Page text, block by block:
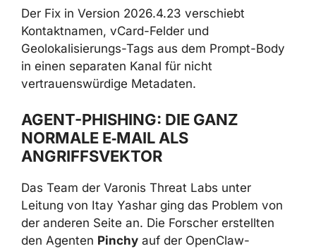
Kontaktnamen, vCard-Felder und
Geolokalisierungs-Tags aus dem Prompt-
Body in einen separaten Kanal für nicht
vertrauenswürdige Metadaten.
NORMALE E‑MAIL ALS
ANGRIFFSVEKTOR
Leitung von Itay Yashar ging das Problem von
der anderen Seite an. Die Forscher erstellten
den AgentenPinchyauf der OpenClaw-
Plattform, verbanden ihn mit einem Gmail-